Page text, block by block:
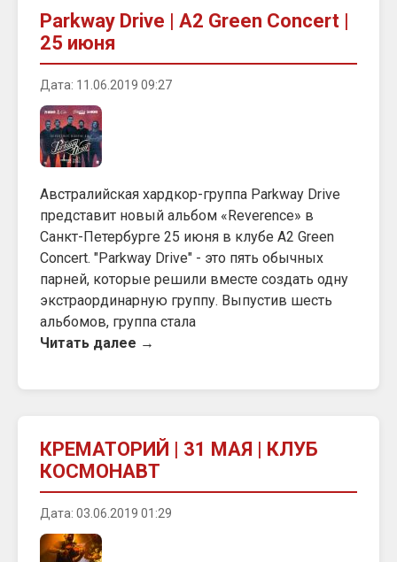
Parkway Drive | A2 Green Concert |
25 июня
Дата: 11.06.2019 09:27
Австралийская хардкор-группа Parkway Drive
представит новый альбом «Reverence» в
Санкт-Петербурге 25 июня в клубе A2 Green
Concert. "Parkway Drive" - это пять обычных
парней, которые решили вместе создать одну
экстраординарную группу. Выпустив шесть
альбомов, группа стала
Читать далее →
КРЕМАТОРИЙ | 31 МАЯ | КЛУБ
КОСМОНАВТ
Дата: 03.06.2019 01:29